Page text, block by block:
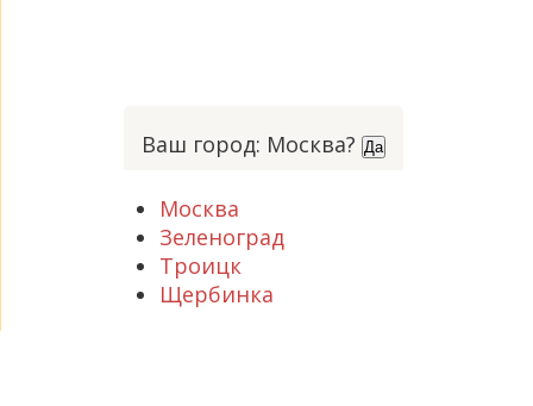
Ваш город: Москва? Да
Москва
Зеленоград
Троицк
Щербинка